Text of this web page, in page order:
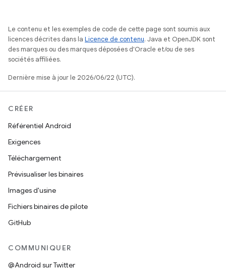
Le contenu et les exemples de code de cette page sont soumis aux
licences décrites dans la Licence de contenu. Java et OpenJDK sont
des marques ou des marques déposées d'Oracle et/ou de ses
sociétés affiliées.
Dernière mise à jour le 2026/06/22 (UTC).
CRÉER
Référentiel Android
Exigences
Téléchargement
Prévisualiser les binaires
Images d'usine
Fichiers binaires de pilote
GitHub
COMMUNIQUER
@Android sur Twitter